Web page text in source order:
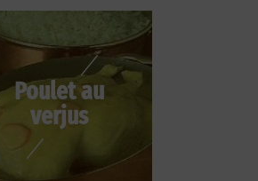
Poulet au
verjus